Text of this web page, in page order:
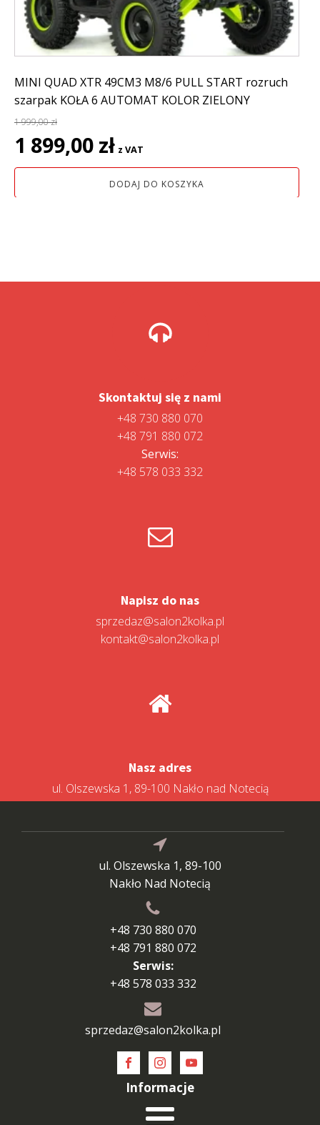
MINI QUAD XTR 49CM3 M8/6 PULL START rozruch
szarpak KOŁA 6 AUTOMAT KOLOR ZIELONY
1 999,00zł
Pierwotna
cena
wynosiła:
1 899,00 zł cena
wynosi:
1
z VAT
DODAJ DO KOSZYKA
Skontaktuj się z nami
+48 730 880 070
+48 791 880 072
Serwis:
+48 578 033 332
Napisz do nas
sprzedaz@salon2kolka.pl
kontakt@salon2kolka.pl
Nasz adres
ul. Olszewska 1, 89-100 Nakło nad Notecią
ul. Olszewska 1, 89-100
Nakło Nad Notecią
+48 730 880 070
+48 791 880 072
Serwis:
+48 578 033 332
sprzedaz@salon2kolka.pl
Informacje